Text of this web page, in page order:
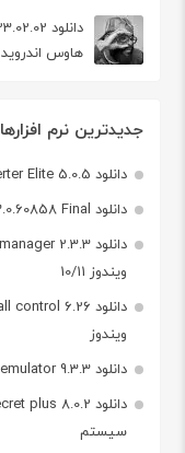
هاوس اندروید
جدیدترین نرم افزارها
دانلود PDF Converter Elite 5.0.5 تبدیل PDF به Word
دانلود Artisteer 4.3.0.60858 Final طراحی قالب سایت
ویندوز 10/11
ویندوز
دانلود memu android emulator 9.3.3 شبیه ساز اندروید در ویندوز
سیستم